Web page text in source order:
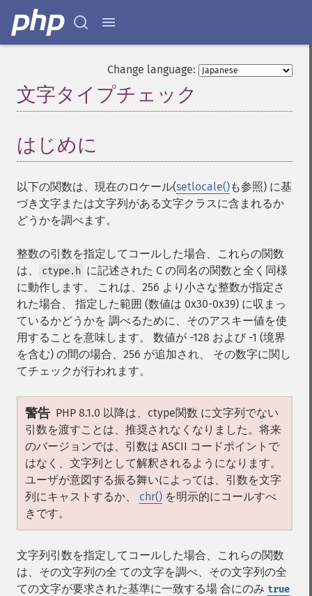
Change language:
文字タイプチェック
はじめに
以下の関数は、現在のロケール(setlocale()も参照) に基
づき文字または文字列がある文字クラスに含まれるか
どうかを調べます。
整数の引数を指定してコールした場合、これらの関数
は、
ctype.h に記述された C の同名の関数と全く同様
に動作します。 これは、256 より小さな整数が指定さ
れた場合、 指定した範囲 (数値は 0x30-0x39) に収まっ
ているかどうかを 調べるために、そのアスキー値を使
用することを意味します。 数値が -128 および -1 (境界
を含む) の間の場合、256 が追加され、 その数字に関し
てチェックが行われます。
警告 PHP 8.1.0 以降は、ctype関数 に文字列でない
引数を渡すことは、推奨されなくなりました。将来
のバージョンでは、引数は ASCII コードポイントで
はなく、文字列として解釈されるようになります。
ユーザが意図する振る舞いによっては、引数を文字
列にキャストするか、 chr() を明示的にコールすべ
きです。
文字列引数を指定してコールした場合、これらの関数
は、その文字列の全 ての文字を調べ、その文字列の全
ての文字が要求された基準に一致する場 合にのみ true